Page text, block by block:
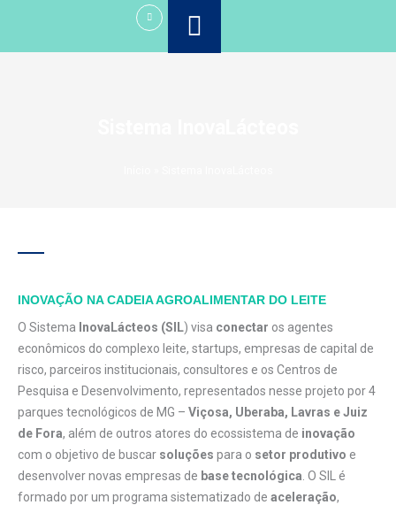
o
INOVAÇÃO NA CADEIA AGROALIMENTAR DO LEITE
O Sistema InovaLácteos (SIL) visa conectar os agentes
econômicos do complexo leite, startups, empresas de capital de
risco, parceiros institucionais, consultores e os Centros de
Pesquisa e Desenvolvimento, representados nesse projeto por 4
parques tecnológicos de MG – Viçosa, Uberaba, Lavras e Juiz
de Fora, além de outros atores do ecossistema de inovação
com o objetivo de buscar soluções para o setor produtivo e
desenvolver novas empresas de base tecnológica . O SIL é
formado por um programa sistematizado de aceleração,